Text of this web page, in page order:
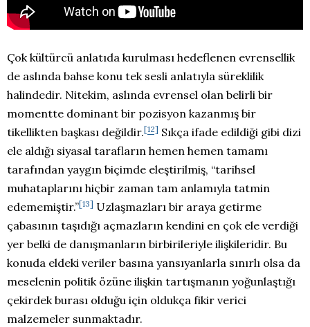
Çok kültürcü anlatıda kurulması hedeflenen evrensellik
de aslında bahse konu tek sesli anlatıyla süreklilik
halindedir. Nitekim, aslında evrensel olan belirli bir
momentte dominant bir pozisyon kazanmış bir
tikellikten başkası değildir.[12] Sıkça ifade edildiği gibi dizi
ele aldığı siyasal tarafların hemen hemen tamamı
tarafından yaygın biçimde eleştirilmiş, “tarihsel
muhataplarını hiçbir zaman tam anlamıyla tatmin
edememiştir.”[13] Uzlaşmazları bir araya getirme
çabasının taşıdığı açmazların kendini en çok ele verdiği
yer belki de danışmanların birbirileriyle ilişkileridir. Bu
konuda eldeki veriler basına yansıyanlarla sınırlı olsa da
meselenin politik özüne ilişkin tartışmanın yoğunlaştığı
çekirdek burası olduğu için oldukça fikir verici
malzemeler sunmaktadır.